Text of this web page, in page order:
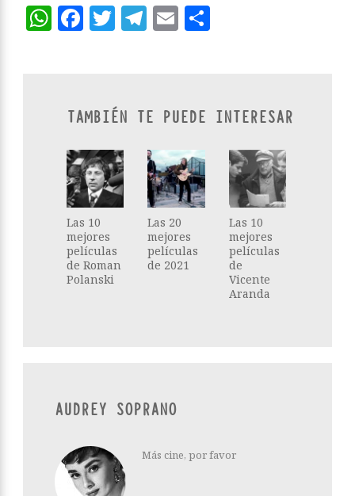
WhatsApp
Facebook
Twitter
Telegram
Email
TAMBIÉN TE PUEDE INTERESAR
Las 10
mejores
películas
de Roman
Polanski
Las 20
mejores
películas
de 2021
Las 10
mejores
películas
de
Vicente
Aranda
AUDREY SOPRANO
Más cine, por favor